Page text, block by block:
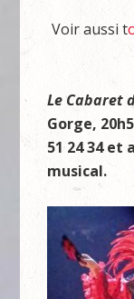
Voir aussi t
Le Cabaret
Gorge,
51 24 34 et
musical.